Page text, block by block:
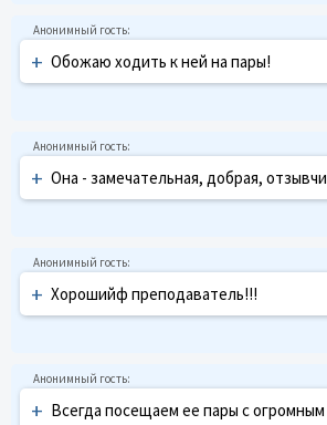
+ Обожаю ходить к ней на пары!
+ Она - замечательная, добрая,
+ Хорошийф преподаватель!!!
+ Всегда посещаем ее пары с